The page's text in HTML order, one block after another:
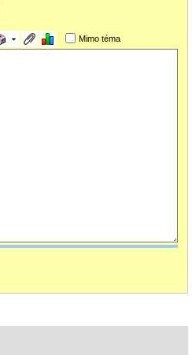
Mimo téma